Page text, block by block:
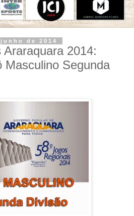
de 2014
2014:
Masculino Segunda